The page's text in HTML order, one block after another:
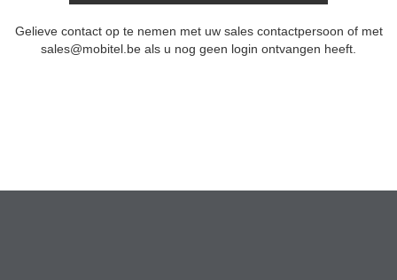
Gelieve contact op te nemen met uw sales contactpersoon of met
sales@mobitel.be als u nog geen login ontvangen heeft.